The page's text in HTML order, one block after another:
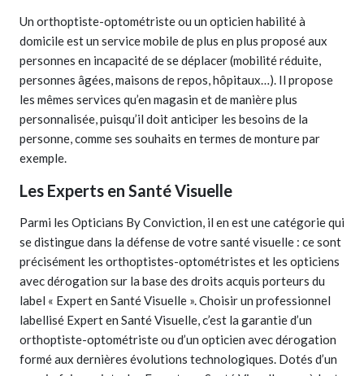
Un orthoptiste-optométriste ou un opticien habilité à
domicile est un service mobile de plus en plus proposé aux
personnes en incapacité de se déplacer (mobilité réduite,
personnes âgées, maisons de repos, hôpitaux…). Il propose
les mêmes services qu’en magasin et de manière plus
personnalisée, puisqu’il doit anticiper les besoins de la
personne, comme ses souhaits en termes de monture par
exemple.
Les Experts en Santé Visuelle
Parmi les Opticians By Conviction, il en est une catégorie qui
se distingue dans la défense de votre santé visuelle : ce sont
précisément les orthoptistes-optométristes et les opticiens
avec dérogation sur la base des droits acquis porteurs du
label « Expert en Santé Visuelle ». Choisir un professionnel
labellisé Expert en Santé Visuelle, c’est la garantie d’un
orthoptiste-optométriste ou d’un opticien avec dérogation
formé aux dernières évolutions technologiques. Dotés d’un